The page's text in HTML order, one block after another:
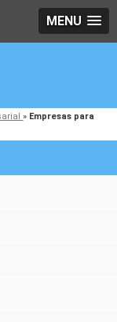
MENU
» Empresas para